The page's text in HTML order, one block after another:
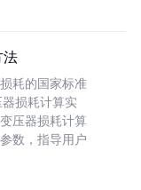
法
耗的国家标准
器损耗计算实
压器损耗计算
数，指导用户